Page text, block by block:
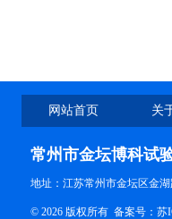
网站首页 关
常州市金坛博科试
地址：江苏常州市金坛区金湖
© 2026 版权所有 备案号： 苏